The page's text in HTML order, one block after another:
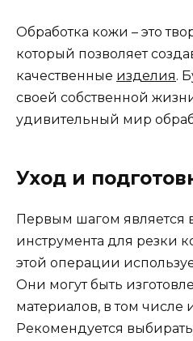
Обработка кожи – это
который позволяет
качественные изделия.
своей собственной
удивительный мир
Уход и
Первым шагом является
инструмента для резки
этой операции
Они могут быть
материалов, в том числе
Рекомендуется